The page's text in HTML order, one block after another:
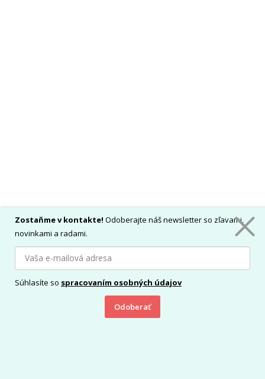
Zostaňme v kontakte! Odoberajte náš newsletter so zľavami,
novinkami a radami.
Súhlasíte so spracovaním osobných údajov
Odoberať